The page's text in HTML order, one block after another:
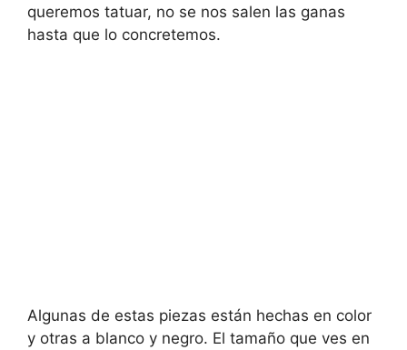
queremos tatuar, no se nos salen las ganas
hasta que lo concretemos.
Algunas de estas piezas están hechas en color
y otras a blanco y negro. El tamaño que ves en